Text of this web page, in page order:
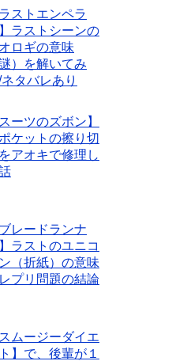
ラストエンペラ
ラストシーンの
ロギの意味
謎）を解いてみ
タバレあり
スーツのズボン】
ケットの擦り切
アオキで修理し
ブレードランナ
ラストのユニコ
（折紙）の意味
プリ問題の結論
スムージーダイエ
】で、後輩が１